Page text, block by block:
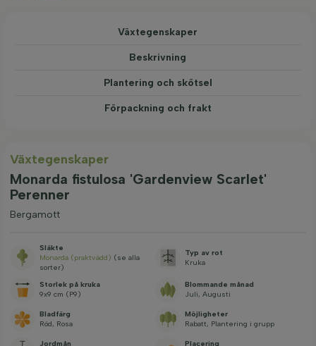
Växtegenskaper
Beskrivning
Plantering och skötsel
Förpackning och frakt
Växtegenskaper
Monarda fistulosa 'Gardenview Scarlet'
Perenner
Bergamott
Släkte
Monarda (praktvädd) (se alla
sorter)
Typ av rot
Kruka
Storlek på kruka
9x9 cm (P9)
Blommande månad
Juli, Augusti
Bladfärg
Röd, Rosa
Möjligheter
Rabatt, Plantering i grupp
Jordmån
Placering